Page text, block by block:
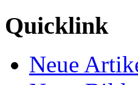
Quicklink
Neue